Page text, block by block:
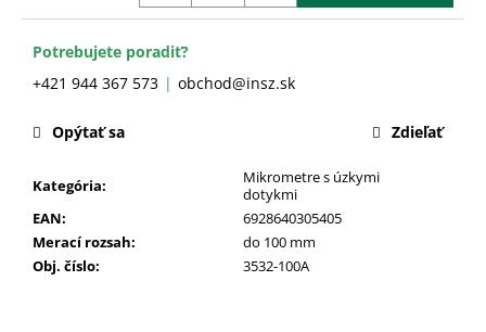
Potrebujete poradiť?
+421 944 367 573
obchod@insz.sk
Kategória:
Mikrometre s úzkymi
dotykmi
EAN:
6928640305405
Merací rozsah:
do 100 mm
Obj. číslo: 3532-100A
Opýtať sa Zdieľať